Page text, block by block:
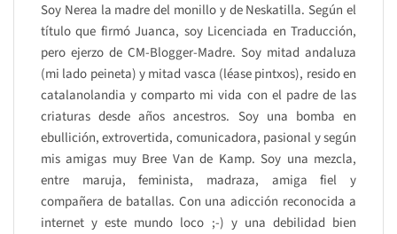
Soy Nerea la madre del monillo y de Neskatilla. Según el
título que firmó Juanca, soy Licenciada en Traducción,
pero ejerzo de CM-Blogger-Madre. Soy mitad andaluza
(mi lado peineta) y mitad vasca (léase pintxos), resido en
catalanolandia y comparto mi vida con el padre de las
criaturas desde años ancestros. Soy una bomba en
ebullición, extrovertida, comunicadora, pasional y según
mis amigas muy Bree Van de Kamp. Soy una mezcla,
entre maruja, feminista, madraza, amiga fiel y
compañera de batallas. Con una adicción reconocida a
internet y este mundo loco ;-) y una debilidad bien